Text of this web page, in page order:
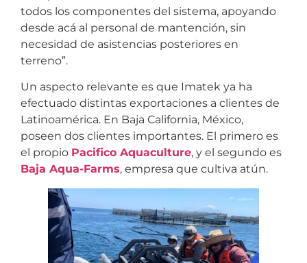
todos los componentes del sistema, apoyando
desde acá al personal de mantención, sin
necesidad de asistencias posteriores en
terreno”.
Un aspecto relevante es que Imatek ya ha
efectuado distintas exportaciones a clientes de
Latinoamérica. En Baja California, México,
poseen dos clientes importantes. El primero es
el propio Pacifico Aquaculture, y el segundo es
Baja Aqua-Farms, empresa que cultiva atún.